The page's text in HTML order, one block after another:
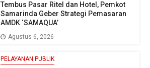
Tembus Pasar Ritel dan Hotel, Pemkot
Samarinda Geber Strategi Pemasaran
AMDK ‘SAMAQUA’
Agustus 6, 2026
PELAYANAN PUBLIK